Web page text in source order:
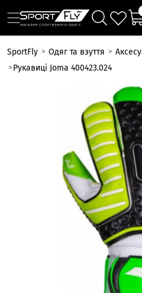
SportFly Одяг та взуття
Рукавиці Joma 400423.024